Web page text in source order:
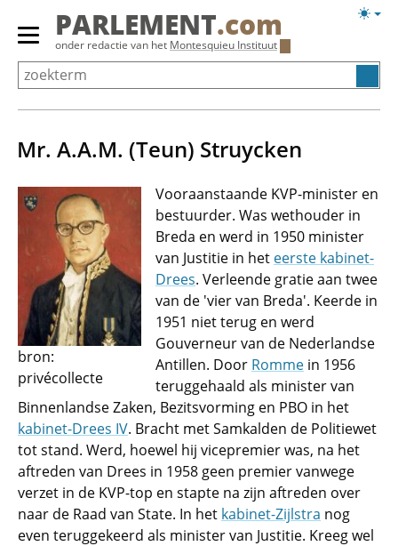
Overslaan
Primair
menu
tonen/verbergen
PARLEMENT.com
onder redactie van het Montesquieu Instituut
Mr. A.A.M. (Teun) Struycken
bron:
privécollecte
Vooraanstaande KVP-minister en
bestuurder. Was wethouder in
Breda en werd in 1950 minister
van Justitie in het eerste kabinet-
Drees. Verleende gratie aan twee
van de 'vier van Breda'. Keerde in
1951 niet terug en werd
Gouverneur van de Nederlandse
Antillen. Door Romme in 1956
teruggehaald als minister van
Binnenlandse Zaken, Bezitsvorming en PBO in het
kabinet-Drees IV. Bracht met Samkalden de Politiewet
tot stand. Werd, hoewel hij vicepremier was, na het
aftreden van Drees in 1958 geen premier vanwege
verzet in de KVP-top en stapte na zijn aftreden over
naar de Raad van State. In het kabinet-Zijlstra nog
even teruggekeerd als minister van Justitie. Kreeg wel